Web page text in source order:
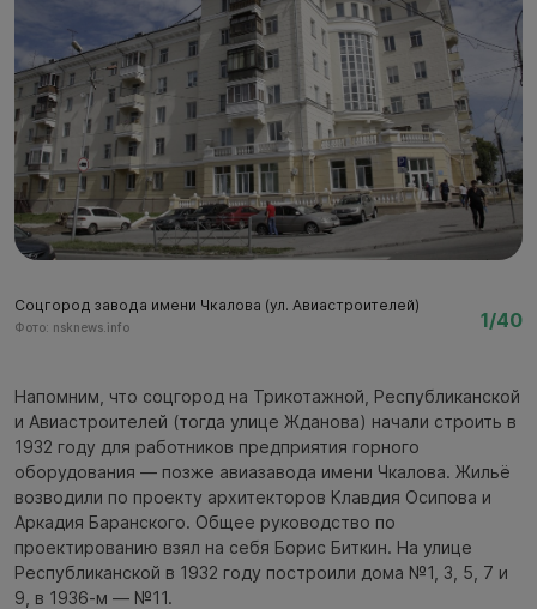
Соцгород завода имени Чкалова (ул. Авиастроителей)
Фото: nsknews.info 1/40
Напомним, что соцгород на Трикотажной, Республиканской
и Авиастроителей (тогда улице Жданова) начали строить в
1932 году для работников предприятия горного
оборудования — позже авиазавода имени Чкалова. Жильё
возводили по проекту архитекторов Клавдия Осипова и
Аркадия Баранского. Общее руководство по
проектированию взял на себя Борис Биткин. На улице
Республиканской в 1932 году построили дома №1, 3, 5, 7 и
9, в 1936-м — №11.